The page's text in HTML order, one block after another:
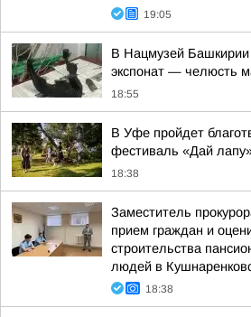
19:05
В Нацмузей
экспонат — челюсть
18:55
В Уфе пройдет
фестиваль «Дай
18:38
Заместитель
прием граждан и
строительства
людей в
18:38